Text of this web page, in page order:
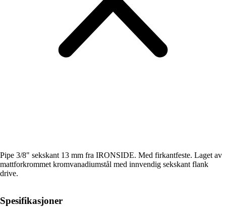
Pipe 3/8" sekskant 13 mm fra IRONSIDE. Med firkantfeste. Laget av
mattforkrommet kromvanadiumstål med innvendig sekskant flank
drive.
Spesifikasjoner